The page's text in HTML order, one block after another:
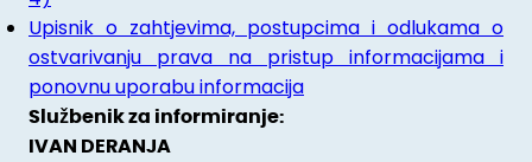
Upisnik o zahtjevima, postupcima i odlukama o
ostvarivanju prava na pristup informacijama i
ponovnu uporabu informacija
Službenik za informiranje:
IVAN DERANJA